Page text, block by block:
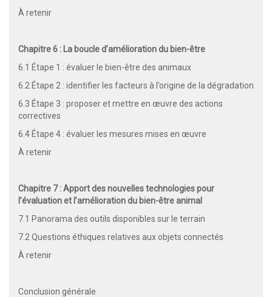
À retenir
Chapitre 6 : La boucle d’amélioration du bien-être
6.1 Étape 1 : évaluer le bien-être des animaux
6.2 Étape 2 : identifier les facteurs à l’origine de la dégradation
6.3 Étape 3 : proposer et mettre en œuvre des actions
correctives
6.4 Étape 4 : évaluer les mesures mises en œuvre
À retenir
Chapitre 7 : Apport des nouvelles technologies pour
l’évaluation et l’amélioration du bien-être animal
7.1 Panorama des outils disponibles sur le terrain
7.2 Questions éthiques relatives aux objets connectés
À retenir
Conclusion générale